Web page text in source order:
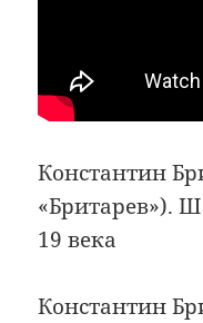
Константин
«Бритарев»).
19 века
Константин